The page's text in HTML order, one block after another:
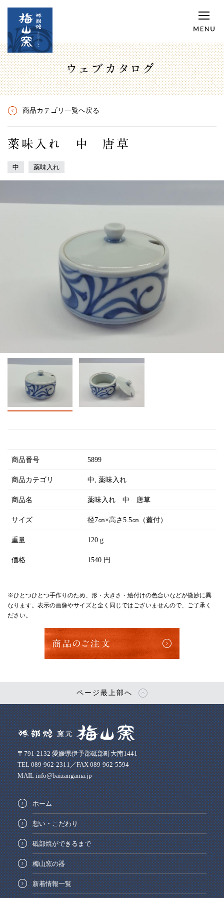
ウェブカタログ
商品カテゴリ一覧へ戻る
薬味入れ 中 唐草
中 薬味入れ
商品番号 5899
商品カテゴリ 中 薬味入れ
商品名 薬味入れ 中 唐草
サイズ 径7㎝×高さ5.5㎝（蓋付）
重量 120 g
価格 1540 円
※ひとつひとつ手作りのため、形・大きさ・絵付けの色合いなどが微妙に異
なります。表示の画像やサイズと全く同じではございませんので、ご了承く
ださい。
商品のご注文
ページ最上部へ
〒791-2132 愛媛県伊予郡砥部町大南1441
TEL 089-962-2311／FAX 089-962-5594
MAIL info@baizangama.jp
ホーム
想い・こだわり
砥部焼ができるまで
梅山窯の器
新着情報一覧